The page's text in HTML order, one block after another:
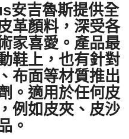
安吉魯斯提供全
革顏料，深受各
家喜愛。產品最
鞋上，也有針對
布面等材質推出
。適用於任何皮
例如皮夾、皮沙
。